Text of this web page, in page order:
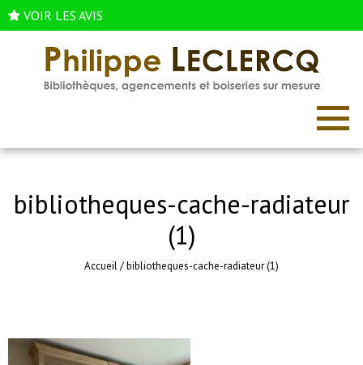
VOIR LES AVIS
bibliotheques-cache-radiateur
(1)
Accueil/bibliotheques-cache-radiateur (1)